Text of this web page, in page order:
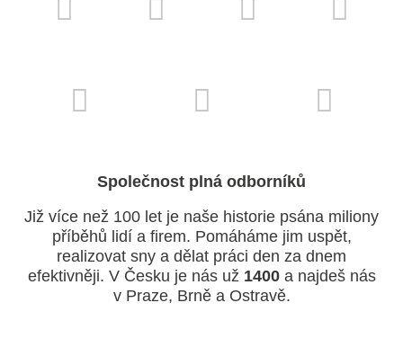
Společnost plná odborníků
Již více než 100 let je naše historie psána miliony
příběhů lidí a firem. Pomáháme jim uspět,
realizovat sny a dělat práci den za dnem
efektivněji. V Česku je nás už 1400a najdeš nás
v Praze, Brně a Ostravě.